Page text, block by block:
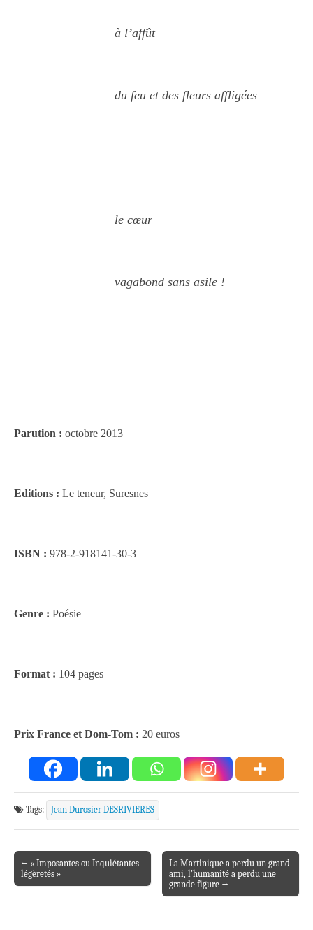
à l’affût
du feu et des fleurs affligées
le cœur
vagabond sans asile !
Parution : octobre 2013
Editions : Le teneur, Suresnes
ISBN : 978-2-918141-30-3
Genre : Poésie
Format : 104 pages
Prix France et Dom-Tom : 20 euros
Tags: Jean Durosier DESRIVIERES
Post navigation
← « Imposantes ou Inquiétantes
légèretés »
La Martinique a perdu un grand
ami, l’humanité a perdu une
grande figure →